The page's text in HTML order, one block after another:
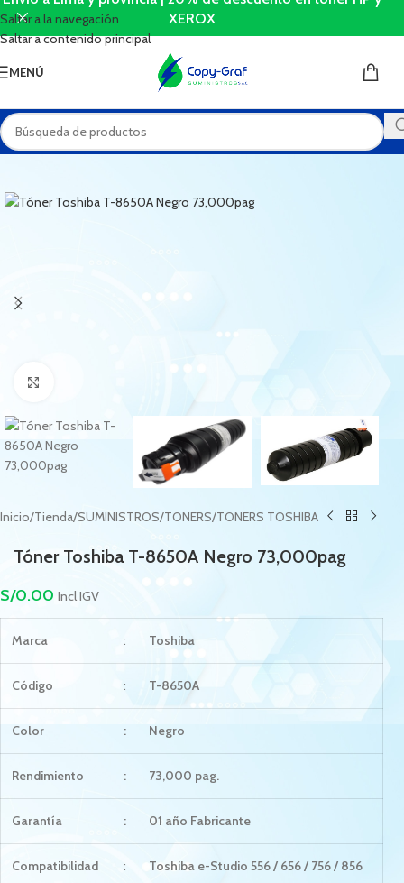
Saltar a la navegación
Saltar a contenido principal
XEROX
MENÚ
Inicio/Tienda/SUMINISTROS/TONERS/TONERS TOSHIBA
Tóner Toshiba T-8650A Negro 73,000pag
S/0.00 Incl IGV
Marca : Toshiba
Código : T-8650A
Color : Negro
Rendimiento : 73,000 pag.
Garantía : 01 año Fabricante
Compatibilidad : Toshiba e-Studio 556 / 656 / 756 / 856